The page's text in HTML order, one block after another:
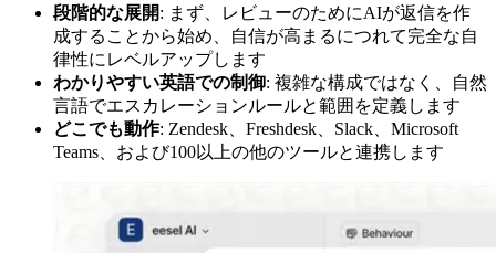
段階的な展開: まず、レビューのためにAIが返信を作
成することから始め、自信が高まるにつれて完全な自
律性にレベルアップします
わかりやすい英語での制御: 複雑な構成ではなく、自然
言語でエスカレーションルールと範囲を定義します
どこでも動作: Zendesk、Freshdesk、Slack、Microsoft
Teams、および100以上の他のツールと連携します